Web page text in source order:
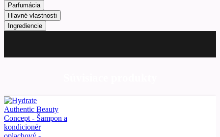
Parfumácia
Hlavné vlastnosti
Ingrediencie